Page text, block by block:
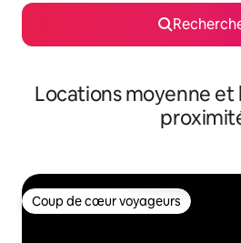
Locations moyenne et
Coup de cœur voyageurs
Coup de cœur voyageurs